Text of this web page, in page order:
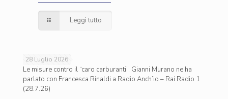
Leggi tutto
28 Luglio 2026
Le misure contro il “caro carburanti”. Gianni Murano ne ha
parlato con Francesca Rinaldi a Radio Anch’io – Rai Radio 1
(28.7.26)